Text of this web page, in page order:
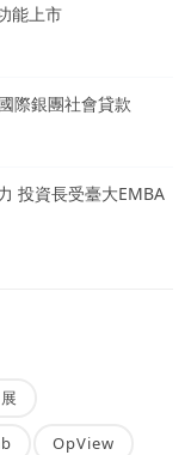
能上市
際銀團社會貸款
投資長受臺大EMBA
OpView